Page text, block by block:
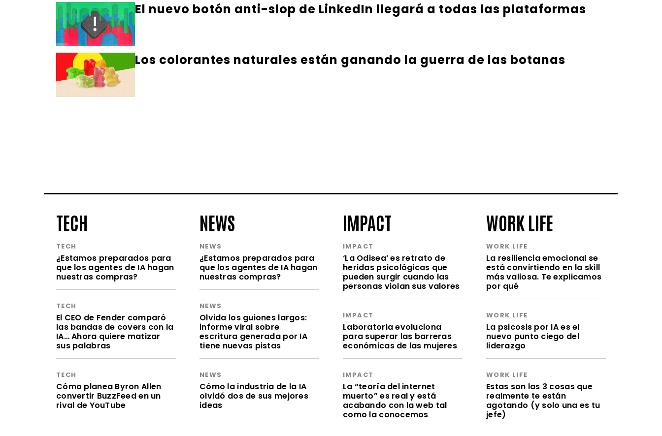
El nuevo botón anti-slop de LinkedIn llegará a todas las plataformas
Los colorantes naturales están ganando la guerra de las botanas
TECH
TECH
¿Estamos preparados para
que los agentes de IA hagan
nuestras compras?
TECH
El CEO de Fender comparó
las bandas de covers con la
IA… Ahora quiere matizar
sus palabras
TECH
Cómo planea Byron Allen
convertir BuzzFeed en un
rival de YouTube
NEWS
NEWS
¿Estamos preparados para
que los agentes de IA hagan
nuestras compras?
NEWS
Olvida los guiones largos:
informe viral sobre
escritura generada por IA
tiene nuevas pistas
NEWS
Cómo la industria de la IA
olvidó dos de sus mejores
ideas
IMPACT
IMPACT
‘La Odisea’ es retrato de
heridas psicológicas que
pueden surgir cuando las
personas violan sus valores
IMPACT
Laboratoria evoluciona
para superar las barreras
económicas de las mujeres
IMPACT
La “teoría del internet
muerto” es real y está
acabando con la web tal
como la conocemos
WORK LIFE
WORK LIFE
La resiliencia emocional se
está convirtiendo en la skill
más valiosa. Te explicamos
por qué
WORK LIFE
La psicosis por IA es el
nuevo punto ciego del
liderazgo
WORK LIFE
Estas son las 3 cosas que
realmente te están
agotando (y solo una es tu
jefe)